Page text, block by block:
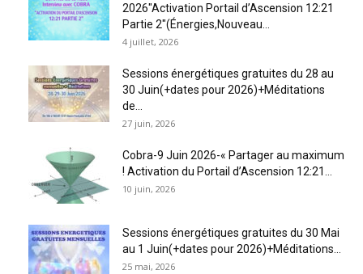
2026″Activation Portail d’Ascension 12:21
Partie 2″(Énergies,Nouveau...
4 juillet, 2026
Sessions énergétiques gratuites du 28 au
30 Juin(+dates pour 2026)+Méditations
de...
27 juin, 2026
Cobra-9 Juin 2026-« Partager au maximum
! Activation du Portail d’Ascension 12:21...
10 juin, 2026
Sessions énergétiques gratuites du 30 Mai
au 1 Juin(+dates pour 2026)+Méditations...
25 mai, 2026